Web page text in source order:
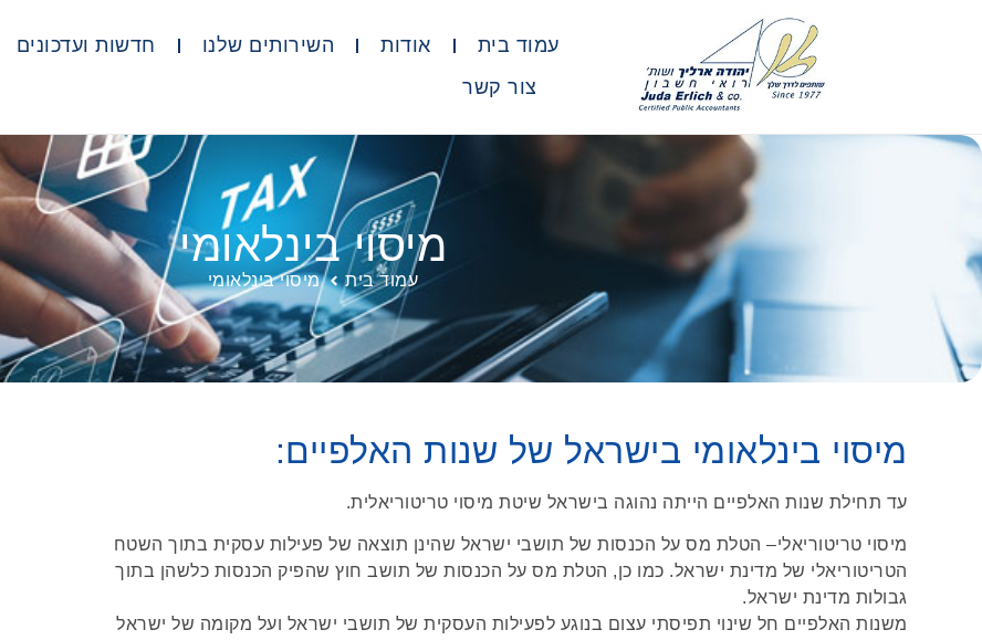
עמוד בית אודות השירותים שלנו חדשות ועדכונים
צור קשר
מיסוי בינלאומי
עמוד בית מיסוי בינלאומי
מיסוי בינלאומי בישראל של שנות האלפיים:
עד תחילת שנות האלפיים הייתה נהוגה בישראל שיטת מיסוי טריטוריאלית.
מיסוי טריטוריאלי– הטלת מס על הכנסות של תושבי ישראל שהינן תוצאה של פעילות עסקית בתוך השטח
הטריטוריאלי של מדינת ישראל. כמו כן, הטלת מס על הכנסות של תושב חוץ שהפיק הכנסות כלשהן בתוך
גבולות מדינת ישראל.
משנות האלפיים חל שינוי תפיסתי עצום בנוגע לפעילות העסקית של תושבי ישראל ועל מקומה של ישראל